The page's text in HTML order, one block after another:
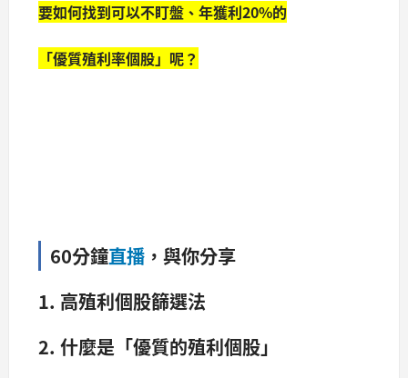
要如何找到可以不盯盤、年獲利20%的
「優質殖利率個股」呢？
60分鐘直播 ，與你分享
1. 高殖利個股篩選法
2. 什麼是「優質的殖利個股」